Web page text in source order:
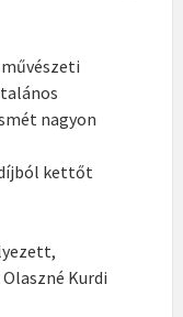
nagyon
díjból kettőt
Kurdi